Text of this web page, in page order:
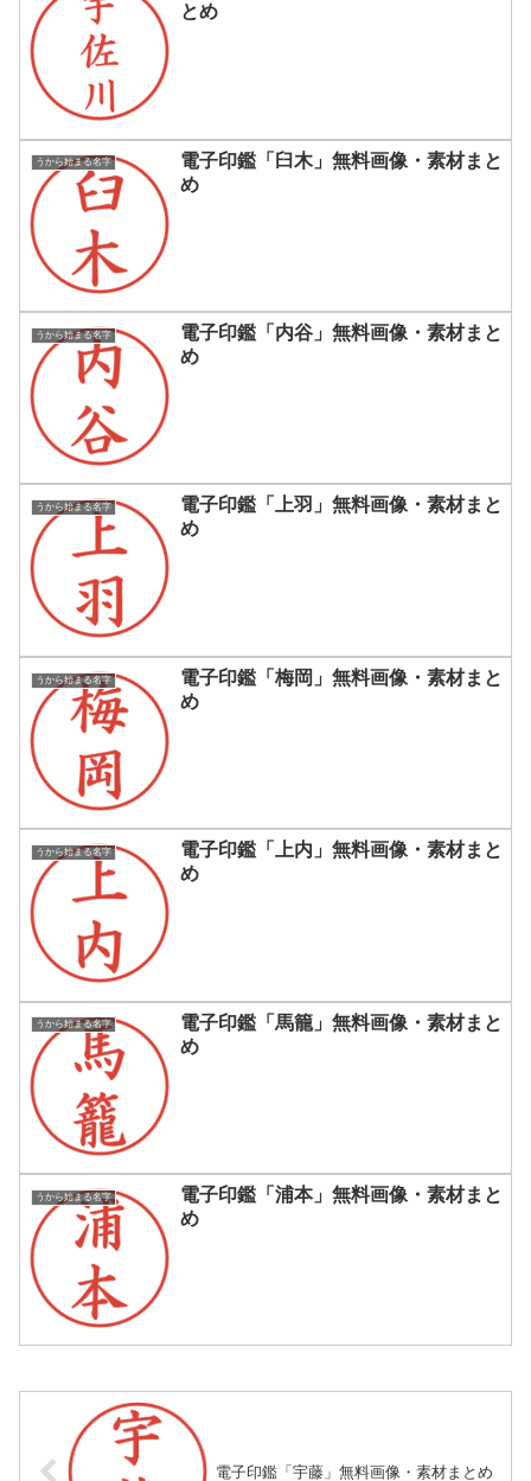
とめ
うから始まる名字
電子印鑑「臼木」無料画像・素材まと
め
うから始まる名字
電子印鑑「内谷」無料画像・素材まと
め
うから始まる名字
電子印鑑「上羽」無料画像・素材まと
め
うから始まる名字
電子印鑑「梅岡」無料画像・素材まと
め
うから始まる名字
電子印鑑「上内」無料画像・素材まと
め
うから始まる名字
電子印鑑「馬籠」無料画像・素材まと
め
うから始まる名字
電子印鑑「浦本」無料画像・素材まと
め
電子印鑑「宇藤」無料画像・素材まとめ